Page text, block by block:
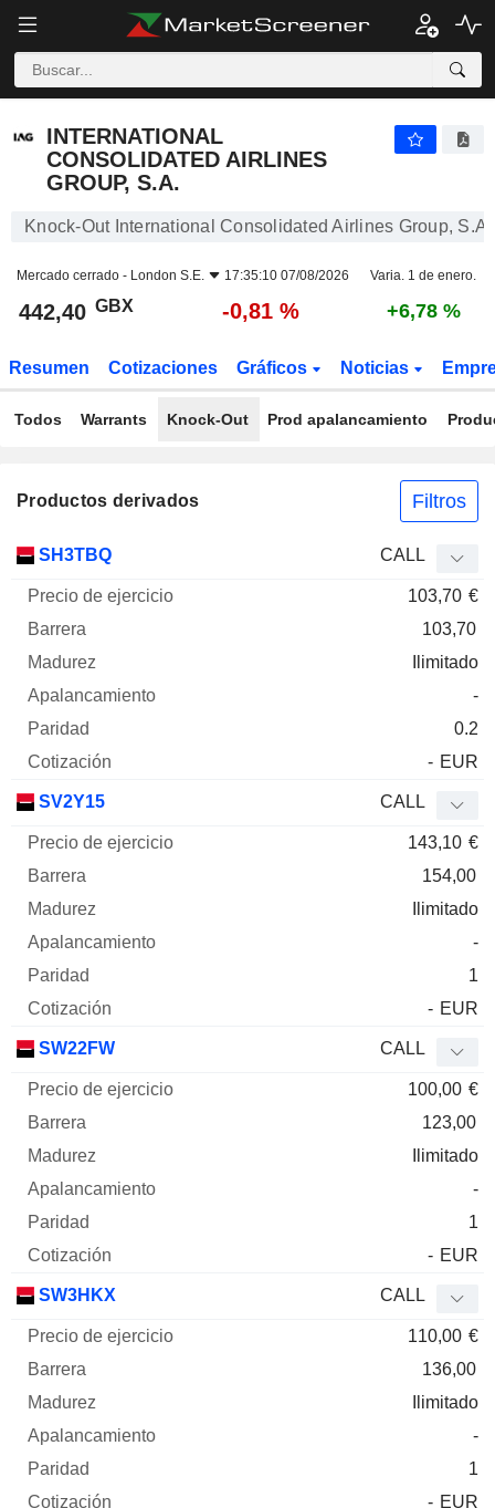
INTERNATIONAL
CONSOLIDATED AIRLINES
GROUP, S.A.
Knock-Out International Consolidated Airlines Group, S.A.
Mercado cerrado - London S.E. 17:35:10 07/08/2026 Varia. 1 de enero.
442,40 GBX -0,81 % +6,78 %
Resumen Cotizaciones Gráficos Noticias
Todos Warrants Knock-Out Prod apalancamiento
Productos derivados Filtros
Mnemo
ejercicio
Elasticidad
SH3TBQ CALL
103,70 €
103,70
Ilimitado
-
0.2
- EUR
SV2Y15 CALL
143,10 €
154,00
Ilimitado
-
1
- EUR
SW22FW CALL
100,00 €
123,00
Ilimitado
-
1
- EUR
SW3HKX CALL
110,00 €
136,00
Ilimitado
-
1
- EUR